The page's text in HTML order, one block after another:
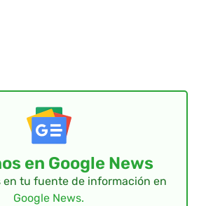
en Google News
en tu fuente de información en
Google News.